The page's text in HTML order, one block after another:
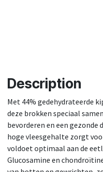
Description
Met 44% gedehydrateerde
deze brokken speciaal
bevorderen en een
hoge vleesgehalte zorgt
voldoet optimaal aan de
Glucosamine en